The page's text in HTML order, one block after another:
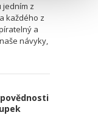
jedním z
každého z
a
návyky,